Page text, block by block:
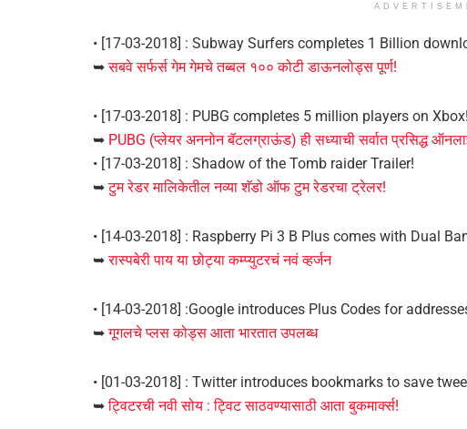
• [17-03-2018] : Subway Surfers completes 1 Billion
➥सबवे सर्फर्स गेम गेमचे तब्बल १०० कोटी डाऊनलोड्स पूर्ण!
• [17-03-2018] : PUBG completes 5 million players on Xbox!
➥ PUBG (प्लेयर अननोन बॅटलग्राऊंड) ही सध्याची सर्वात प्रसिद्ध
• [17-03-2018] : Shadow of the Tomb raider Trailer!
➥टुम रेडर मालिकेतील नव्या शॅडो ऑफ टुम रेडरचा ट्रेलर!
• [14-03-2018] : Raspberry Pi 3 B Plus comes with Dual
➥रास्पबेरी पाय या छोट्या कम्प्युटरचं नवं व्हर्जन
• [14-03-2018] :Google introduces Plus Codes for
➥गूगलचे प्लस कोड्स आता भारतात उपलब्ध
• [01-03-2018] : Twitter introduces bookmarks to save
➥ट्विटरची नवी सोय : ट्विट साठवण्यासाठी आता बुकमार्क्स!